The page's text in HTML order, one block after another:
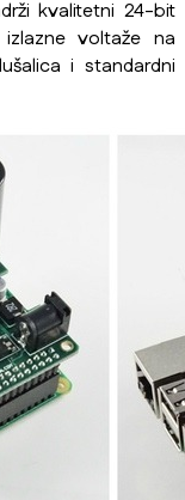
kvalitetni 24-bit
voltaže na
i standardni